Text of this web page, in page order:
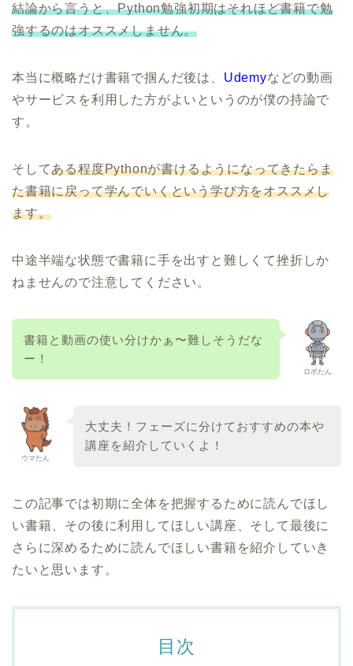
結論から言うと、Python勉強初期はそれほど書籍で勉
強するのはオススメしません。
本当に概略だけ書籍で掴んだ後は、 Udemyなどの動画
やサービスを利用した方がよいというのが僕の持論で
す。
そしてある程度Pythonが書けるようになってきたらま
た書籍に戻って学んでいくという学び方をオススメし
ます。
中途半端な状態で書籍に手を出すと難しくて挫折しか
ねませんので注意してください。
ロボたん
書籍と動画の使い分けかぁ〜難しそうだな
ー！
ウマたん
大丈夫！フェーズに分けておすすめの本や
講座を紹介していくよ！
この記事では初期に全体を把握するために読んでほし
い書籍、その後に利用してほしい講座、そして最後に
さらに深めるために読んでほしい書籍を紹介していき
たいと思います。
目次